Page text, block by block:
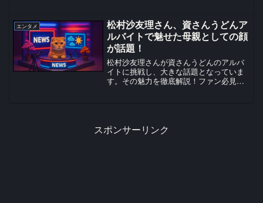
ミンさんの姿勢に、多くの人が感動して
いますね！話題のきっかけ日本の音楽界
を牽引し続けている松任谷由さん実さん
（ユーミ...
エンタメ
松村沙友理さん、資さんうどんア
ルバイトで魅せた母親としての顔
が話題！
松村沙友理さんが資さんうどんのアルバ
イトに挑戦し、大きな話題となっていま
す。その魅力を徹底解説！ファン必見の
スポンサーリンク